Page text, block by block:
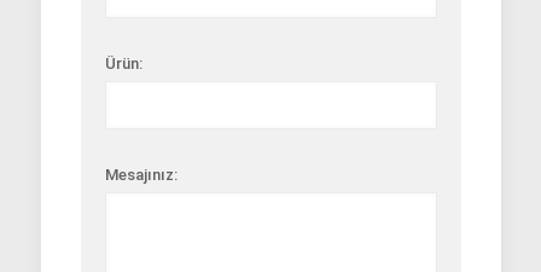
Ürün:
Mesajınız: